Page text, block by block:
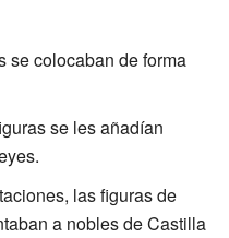
se colocaban de forma
se les añadían
las figuras de
a nobles de Castilla